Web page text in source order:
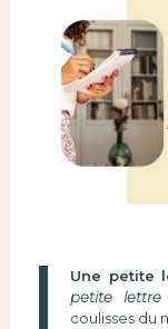
Une petite
petite lettre
coulisses du